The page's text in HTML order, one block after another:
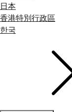
日本
香港特別行政區
한국